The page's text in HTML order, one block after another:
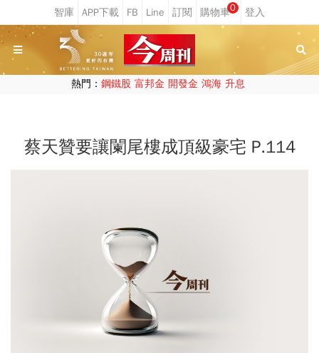
0
熱門： 鋼鐵股 富邦金 開發金 鴻海 升息
蔡天贊要讓闌尾樓成頂級豪宅 P.114